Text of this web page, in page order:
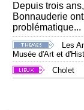
Depuis trois
Bonnauderie
problématique...
Les
Musée d'Art et
Cholet